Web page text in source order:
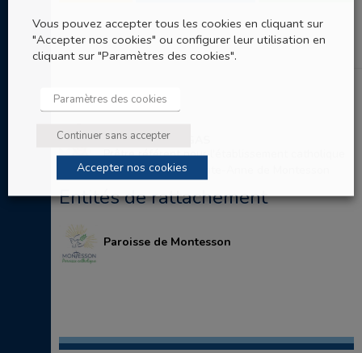
Nominations
P. Damien BOUGAS
Prêtre référent pour l'établissement catholique
d'enseignement Sainte-Anne de Montesson
Entités de rattachement
Paroisse de Montesson
Vous pouvez accepter tous les cookies en cliquant sur
"Accepter nos cookies" ou configurer leur utilisation en
cliquant sur "Paramètres des cookies".
Paramètres des cookies
Continuer sans accepter
Accepter nos cookies